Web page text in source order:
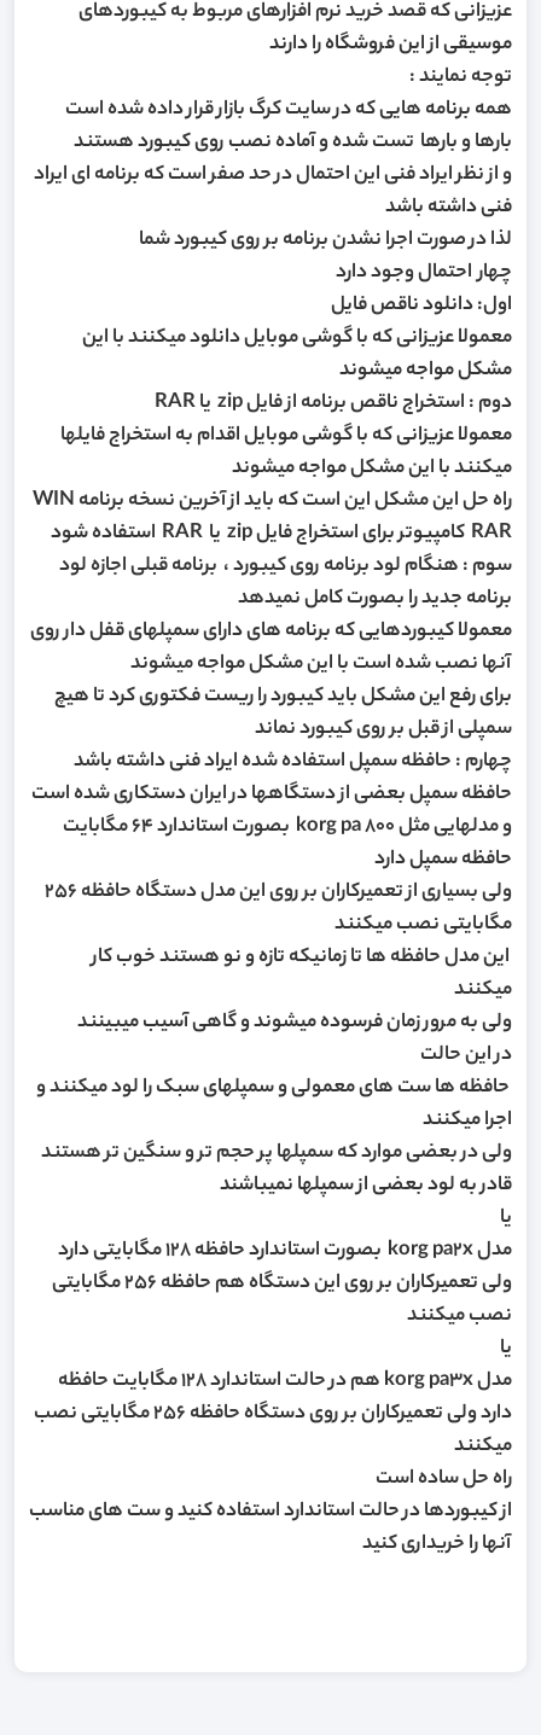
عزیزانی که قصد خرید نرم افزارهای مربوط به کیبوردهای
موسیقی از این فروشگاه را دارند
توجه نمایند :
همه برنامه هایی که در سایت کرگ بازار قرار داده شده است
بارها و بارها تست شده و آماده نصب روی کیبورد هستند
و از نظر ایراد فنی این احتمال در حد صفر است که برنامه ای ایراد
فنی داشته باشد
لذا در صورت اجرا نشدن برنامه بر روی کیبورد شما
چهار احتمال وجود دارد
اول: دانلود ناقص فایل
معمولا عزیزانی که با گوشی موبایل دانلود میکنند با این
مشکل مواجه میشوند
دوم : استخراج ناقص برنامه از فایل zip یا RAR
معمولا عزیزانی که با گوشی موبایل اقدام به استخراج فایلها
میکنند با این مشکل مواجه میشوند
راه حل این مشکل این است که باید از آخرین نسخه برنامه WIN
RAR کامپیوتر برای استخراج فایل zip یا RAR استفاده شود
سوم : هنگام لود برنامه روی کیبورد ، برنامه قبلی اجازه لود
برنامه جدید را بصورت کامل نمیدهد
معمولا کیبوردهایی که برنامه های دارای سمپلهای قفل دار روی
آنها نصب شده است با این مشکل مواجه میشوند
برای رفع این مشکل باید کیبورد را ریست فکتوری کرد تا هیچ
سمپلی از قبل بر روی کیبورد نماند
چهارم : حافظه سمپل استفاده شده ایراد فنی داشته باشد
حافظه سمپل بعضی از دستگاهها در ایران دستکاری شده است
و مدلهایی مثل korg pa 800 بصورت استاندارد 64 مگابایت
حافظه سمپل دارد
ولی بسیاری از تعمیرکاران بر روی این مدل دستگاه حافظه 256
مگابایتی نصب میکنند
این مدل حافظه ها تا زمانیکه تازه و نو هستند خوب کار
میکنند
ولی به مرور زمان فرسوده میشوند و گاهی آسیب میبینند
در این حالت
حافظه ها ست های معمولی و سمپلهای سبک را لود میکنند و
اجرا میکنند
ولی در بعضی موارد که سمپلها پر حجم تر و سنگین تر هستند
قادر به لود بعضی از سمپلها نمیباشند
یا
مدل korg pa2x بصورت استاندارد حافظه 128 مگابایتی دارد
ولی تعمیرکاران بر روی این دستگاه هم حافظه 256 مگابایتی
نصب میکنند
یا
مدل korg pa3x هم در حالت استاندارد 128 مگابایت حافظه
دارد ولی تعمیرکاران بر روی دستگاه حافظه 256 مگابایتی نصب
میکنند
راه حل ساده است
از کیبوردها در حالت استاندارد استفاده کنید و ست های مناسب
آنها را خریداری کنید